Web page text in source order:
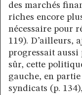
des marchés
riches encore
nécessaire pour
119). D’ailleurs,
progressait aussi
sûr, cette
gauche, en partie
syndicats (p.